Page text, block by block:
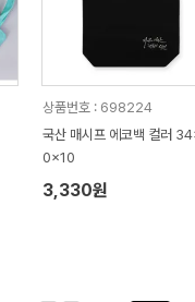
상품번호 : 698224
국산 매시프 에코백 컬러
0x10
3,330원